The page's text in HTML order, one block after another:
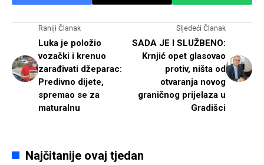
Raniji Članak
Luka je položio
vozački i krenuo
zarađivati džeparac:
Predivno dijete,
spremao se za
maturalnu
Sljedeći Članak
SADA JE I SLUŽBENO:
Krnjić opet glasovao
protiv, ništa od
otvaranja novog
graničnog prijelaza u
Gradišci
Najčitanije ovaj tjedan